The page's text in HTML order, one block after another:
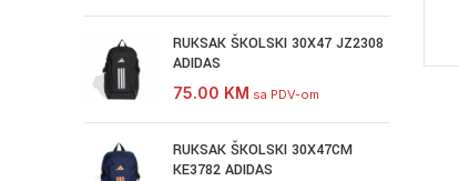
RUKSAK ŠKOLSKI 30X47 JZ2308
ADIDAS
75.00 KM sa PDV-om
RUKSAK ŠKOLSKI 30X47CM
KE3782 ADIDAS